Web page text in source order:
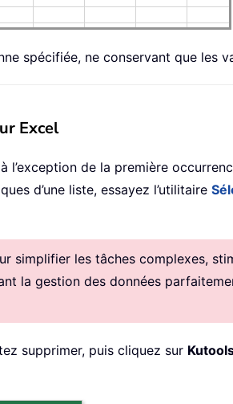
spécifiée, ne conservant que les
Excel
de la première
d’une liste, essayez l’utilitaire
simplifier les tâches complexes,
la gestion des données
supprimer, puis cliquez sur